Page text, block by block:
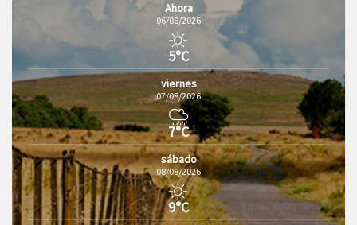
Ahora
06/08/2026
5°C
viernes
07/08/2026
7°C
sábado
08/08/2026
9°C